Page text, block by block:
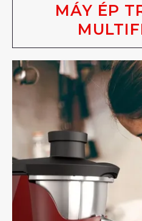
MÁY ÉP